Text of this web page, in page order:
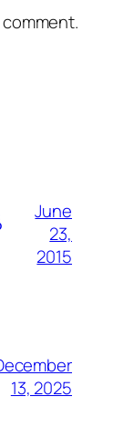
June
23,
2015
13, 2025